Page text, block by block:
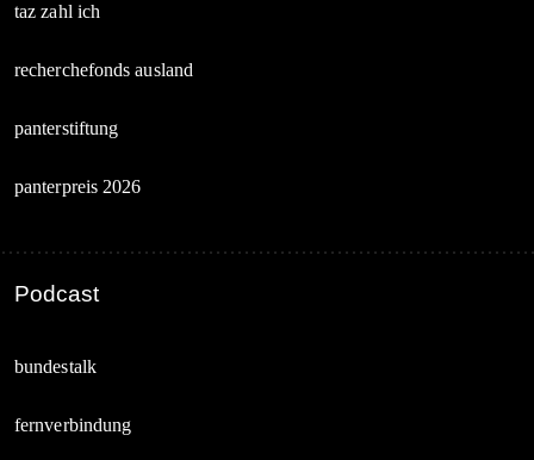
taz zahl ich
recherchefonds ausland
panterstiftung
panterpreis 2026
Podcast
bundestalk
fernverbindung